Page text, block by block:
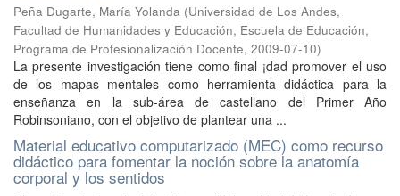
Peña Dugarte, María Yolanda (Universidad de Los Andes,
Facultad de Humanidades y Educación, Escuela de Educación,
Programa de Profesionalización Docente, 2009-07-10)
La presente investigación tiene como final ¡dad promover el uso
de los mapas mentales como herramienta didáctica para la
enseñanza en la sub-área de castellano del Primer Año
Robinsoniano, con el objetivo de plantear una ...
Material educativo computarizado (MEC) como recurso
didáctico para fomentar la noción sobre la anatomía
corporal y los sentidos